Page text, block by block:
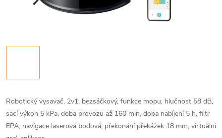
Robotický vysavač, 2v1, bezsáčkový, funkce mopu, hlučnost 58 dB,
sací výkon 5 kPa, doba provozu až 160 min, doba nabíjení 5 h, filtr
EPA, navigace laserová bodová, překonání překážek 18 mm, virtuální